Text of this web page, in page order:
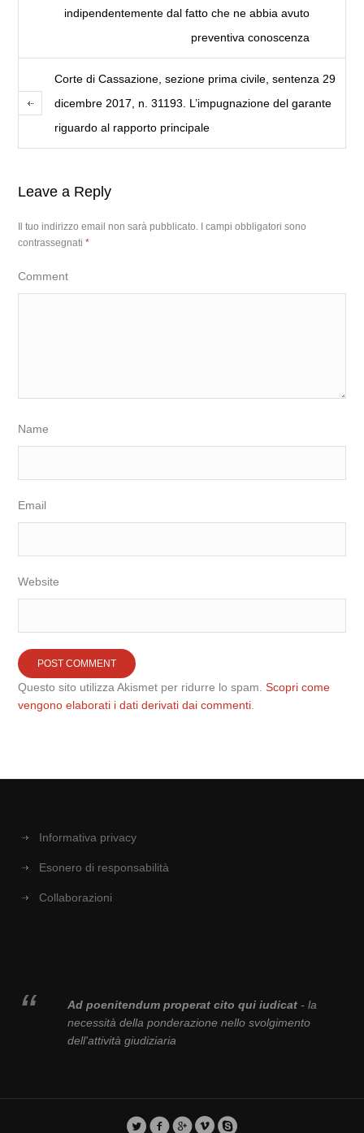
indipendentemente dal fatto che ne abbia avuto
preventiva conoscenza
Corte di Cassazione, sezione prima civile, sentenza 29
dicembre 2017, n. 31193. L’impugnazione del garante
riguardo al rapporto principale
Leave a Reply
Il tuo indirizzo email non sarà pubblicato.
I campi obbligatori sono
contrassegnati*
Comment
Name
Email
Website
Questo sito utilizza Akismet per ridurre lo spam.Scopri come
vengono elaborati i dati derivati dai commenti
Informativa privacy
Esonero di responsabilità
Collaborazioni
Ad poenitendum properat cito qui iudicat- la
necessità della ponderazione nello svolgimento
dell'attività giudiziaria